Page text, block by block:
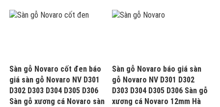
Sàn gỗ Novaro cốt đen báo
giá sàn gỗ Novaro NV D301
D302 D303 D304 D305 D306
Sàn gỗ xương cá Novaro sàn
Sàn gỗ Novaro báo giá sàn
gỗ Novaro NV D301 D302
D303 D304 D305 D306 Sàn gỗ
xương cá Novaro 12mm Hà